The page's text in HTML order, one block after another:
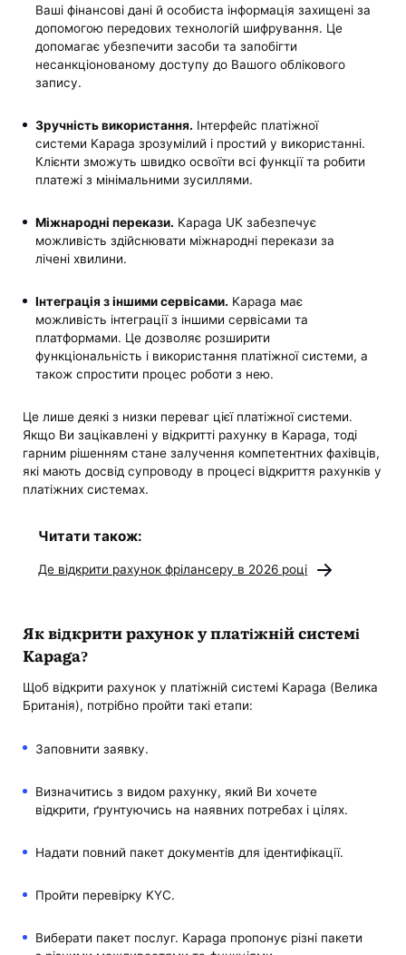
Ваші фінансові дані й особиста інформація захищені за
допомогою передових технологій шифрування. Це
допомагає убезпечити засоби та запобігти
несанкціонованому доступу до Вашого облікового
запису.
Зручність використання. Інтерфейс платіжної
системи Kapaga зрозумілий і простий у використанні.
Клієнти зможуть швидко освоїти всі функції та робити
платежі з мінімальними зусиллями.
Міжнародні перекази. Kapaga UK забезпечує
можливість здійснювати міжнародні перекази за
лічені хвилини.
Інтеграція з іншими сервісами. Kapaga має
можливість інтеграції з іншими сервісами та
платформами. Це дозволяє розширити
функціональність і використання платіжної системи, а
також спростити процес роботи з нею.
Це лише деякі з низки переваг цієї платіжної системи.
Якщо Ви зацікавлені у відкритті рахунку в Kapaga, тоді
гарним рішенням стане залучення компетентних фахівців,
які мають досвід супроводу в процесі відкриття рахунків у
платіжних системах.
Читати також:
Де відкрити рахунок фрілансеру в 2026 році
Як відкрити рахунок у платіжній системі
Kapaga?
Щоб відкрити рахунок у платіжній системі Kapaga (Велика
Британія), потрібно пройти такі етапи:
Заповнити заявку.
Визначитись з видом рахунку, який Ви хочете
відкрити, ґрунтуючись на наявних потребах і цілях.
Надати повний пакет документів для ідентифікації.
Пройти перевірку KYC.
Виберати пакет послуг. Kapaga пропонує різні пакети